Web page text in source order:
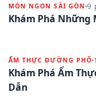
MÓN NGON SÀI GÒN 9
Khám Phá Những
ẨM THỰC ĐƯỜNG PHỐ
Khám Phá Ẩm
Dẫn